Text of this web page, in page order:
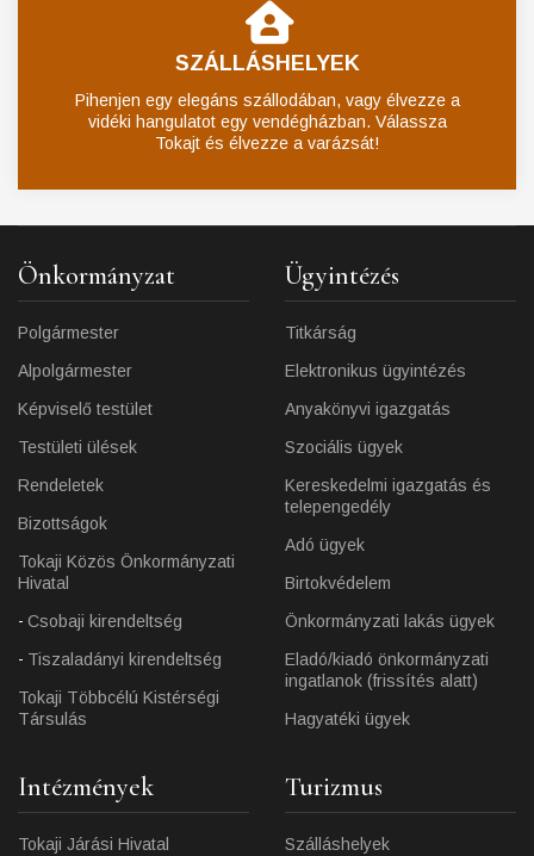
SZÁLLÁSHELYEK
Pihenjen egy elegáns szállodában, vagy élvezze a
vidéki hangulatot egy vendégházban. Válassza
Tokajt és élvezze a varázsát!
Önkormányzat
Polgármester
Alpolgármester
Képviselő testület
Testületi ülések
Rendeletek
Bizottságok
Tokaji Közös Önkormányzati
Hivatal
Csobaji kirendeltség
Tiszaladányi kirendeltség
Tokaji Többcélú Kistérségi
Társulás
Ügyintézés
Titkárság
Elektronikus ügyintézés
Anyakönyvi igazgatás
Szociális ügyek
Kereskedelmi igazgatás és
telepengedély
Adó ügyek
Birtokvédelem
Önkormányzati lakás ügyek
Eladó/kiadó önkormányzati
ingatlanok (frissítés alatt)
Hagyatéki ügyek
Intézmények
Tokaji Járási Hivatal
Turizmus
Szálláshelyek